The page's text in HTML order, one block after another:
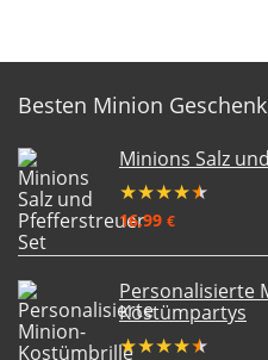
Besten Minion
Minions Salz
★★★★★
16,99 €
Personalisierte
Kostümpartys
★★★★★